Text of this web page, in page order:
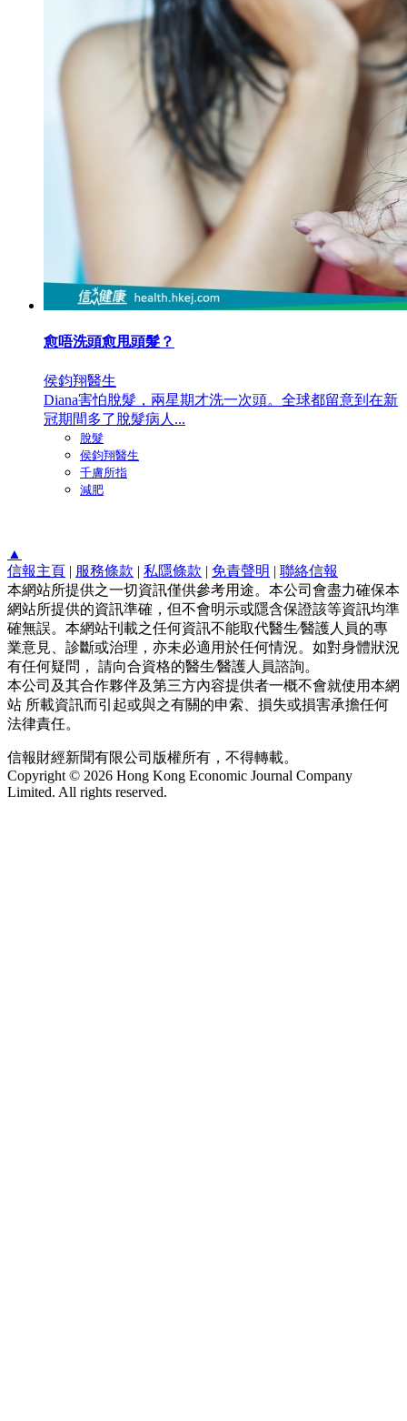
愈唔洗頭愈甩頭髮？
侯鈞翔醫生
Diana害怕脫髮，兩星期才洗一次頭。全球都留意到在新
冠期間多了脫髮病人...
脫髮
侯鈞翔醫生
千膚所指
減肥
▲
信報主頁 | 服務條款 | 私隱條款 | 免責聲明 | 聯絡信報
本網站所提供之一切資訊僅供參考用途。本公司會盡力確保本
網站所提供的資訊準確，但不會明示或隱含保證該等資訊均準
確無誤。本網站刊載之任何資訊不能取代醫生∕醫護人員的專
業意見、診斷或治理，亦未必適用於任何情況。如對身體狀況
有任何疑問， 請向合資格的醫生∕醫護人員諮詢。
本公司及其合作夥伴及第三方內容提供者一概不會就使用本網
站 所載資訊而引起或與之有關的申索、損失或損害承擔任何
法律責任。
信報財經新聞有限公司版權所有，不得轉載。
Copyright © 2026 Hong Kong Economic Journal Company
Limited. All rights reserved.